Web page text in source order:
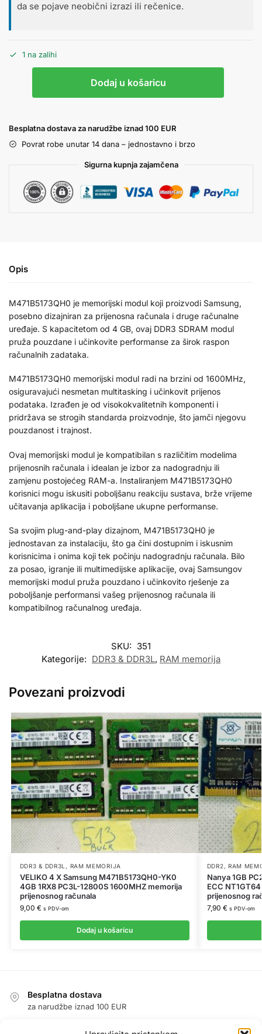
da se pojave neobični izrazi ili rečenice.
1 na zalihi
Dodaj u košaricu
Besplatna dostava za narudžbe iznad 100 EUR
Povrat robe unutar 14 dana – jednostavno i brzo
Sigurna kupnja zajamčena
Opis
M471B5173QH0 je memorijski modul koji proizvodi Samsung,
posebno dizajniran za prijenosna računala i druge računalne
uređaje. S kapacitetom od 4 GB, ovaj DDR3 SDRAM modul
pruža pouzdane i učinkovite performanse za širok raspon
računalnih zadataka.
M471B5173QH0 memorijski modul radi na brzini od 1600MHz,
osiguravajući nesmetan multitasking i učinkovit prijenos
podataka. Izrađen je od visokokvalitetnih komponenti i
pridržava se strogih standarda proizvodnje, što jamči njegovu
pouzdanost i trajnost.
Ovaj memorijski modul je kompatibilan s različitim modelima
prijenosnih računala i idealan je izbor za nadogradnju ili
zamjenu postojećeg RAM-a. Instaliranjem M471B5173QH0
korisnici mogu iskusiti poboljšanu reakciju sustava, brže vrijeme
učitavanja aplikacija i poboljšane ukupne performanse.
Sa svojim plug-and-play dizajnom, M471B5173QH0 je
jednostavan za instalaciju, što ga čini dostupnim i iskusnim
korisnicima i onima koji tek počinju nadogradnju računala. Bilo
za posao, igranje ili multimedijske aplikacije, ovaj Samsungov
memorijski modul pruža pouzdano i učinkovito rješenje za
poboljšanje performansi vašeg prijenosnog računala ili
kompatibilnog računalnog uređaja.
SKU: 351
Kategorije: DDR3 & DDR3L, RAM memorija
Povezani proizvodi
DDR3 & DDR3L , RAM MEMORIJA
VELIKO 4 X Samsung M471B5173QH0-YK0
4GB 1RX8 PC3L-12800S 1600MHZ memorija
prijenosnog računala
9,00 € s PDV-om
Dodaj u košaricu
DDR2, RAM
Nanya 1GB
ECC
prijenosnog
7,90 € s PDV-om
Besplatna dostava
za narudžbe iznad 100 EUR